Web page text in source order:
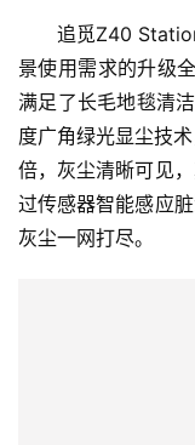
新
商
专
栏
专
追觅Z40
景使用需求的升级
满足了长毛地毯清
度广角绿光显尘技
倍，灰尘清晰可见
过传感器智能感应
灰尘一网打尽。